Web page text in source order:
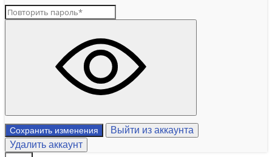
Сохранить изменения
Выйти из аккаунта
Удалить аккаунт